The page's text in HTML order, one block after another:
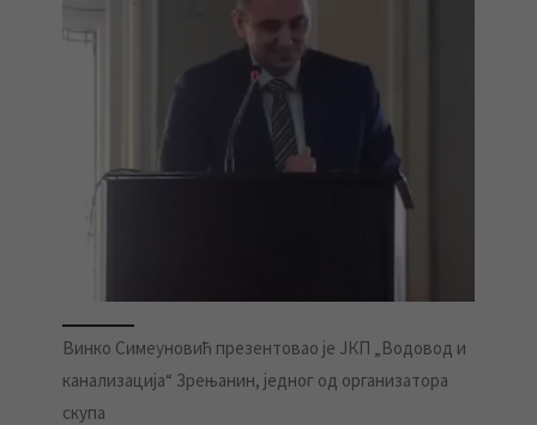
Винко Симеуновић презентовао је ЈКП „Водовод и
канализација“ Зрењанин, једног од организатора
скупа